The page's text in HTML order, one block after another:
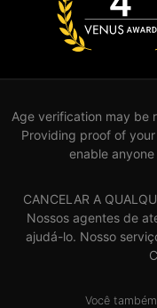
Age verification may be
Providing proof of
enable
CANCELAR A
Nossos agentes de
ajudá-lo. Nosso
Você